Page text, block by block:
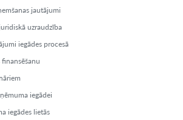
jautājumi
uzraudzība
iegādes procesā
iegādei
iegādes lietās